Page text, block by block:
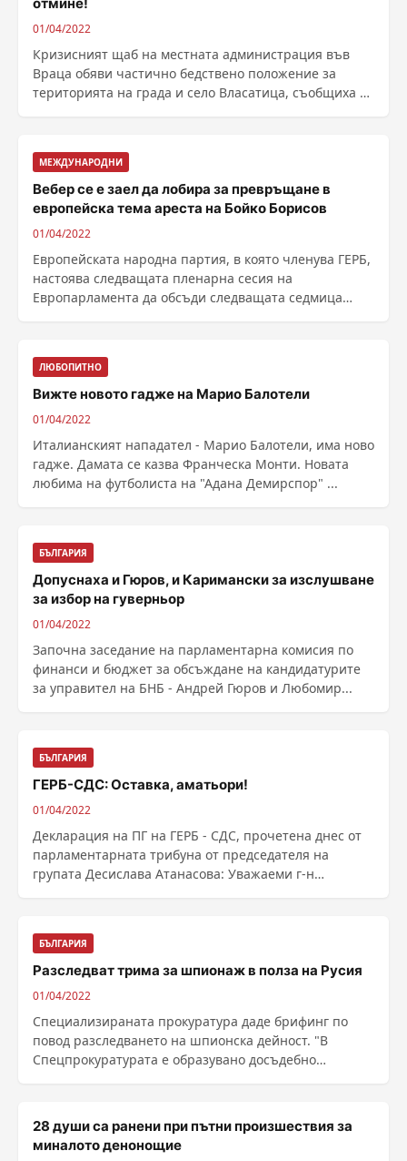
01/04/2022
Кризисният щаб на местната администрация във
Враца обяви частично бедствено положение за
територията на града и село Власатица, съобщиха от
МЕЖДУНАРОДНИ
Вебер се е заел да лобира за превръщане в
европейска тема ареста на Бойко Борисов
01/04/2022
Европейската народна партия, в която членува ГЕРБ,
настоява следващата пленарна сесия на
Европарламента да обсъди следващата седмица
ЛЮБОПИТНО
Вижте новото гадже на Марио Балотели
01/04/2022
Италианският нападател - Марио Балотели, има ново
гадже. Дамата се казва Франческа Монти. Новата
любима на футболиста на "Адана Демирспор" ...
БЪЛГАРИЯ
Допуснаха и Гюров, и Каримански за изслушване
за избор на гуверньор
01/04/2022
Започна заседание на парламентарна комисия по
финанси и бюджет за обсъждане на кандидатурите
за управител на БНБ - Андрей Гюров и Любомир...
БЪЛГАРИЯ
ГЕРБ-СДС: Оставка, аматьори!
01/04/2022
Декларация на ПГ на ГЕРБ - СДС, прочетена днес от
парламентарната трибуна от председателя на
групата Десислава Атанасова: Уважаеми г-н
БЪЛГАРИЯ
Разследват трима за шпионаж в полза на Русия
01/04/2022
Специализираната прокуратура даде брифинг по
повод разследването на шпионска дейност. "В
Спецпрокуратурата е образувано досъдебно
28 души са ранени при пътни произшествия за
миналото денонощие